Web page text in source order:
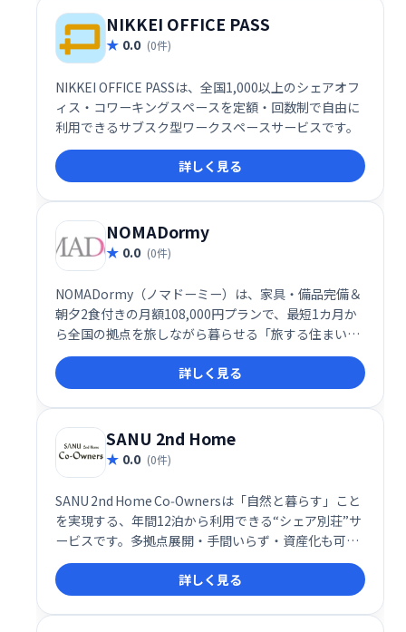
NIKKEI OFFICE PASS
0.0 (0件)
NIKKEI OFFICE PASSは、全国1,000以上のシェアオフ
ィス・コワーキングスペースを定額・回数制で自由に
利用できるサブスク型ワークスペースサービスです。
詳しく見る
NOMADormy
0.0 (0件)
NOMADormy（ノマドーミー）は、家具・備品完備＆
朝夕2食付きの月額108,000円プランで、最短1カ月か
ら全国の拠点を旅しながら暮らせる「旅する住まい」
です。
詳しく見る
SANU 2nd Home
0.0 (0件)
SANU 2nd Home Co‑Ownersは「自然と暮らす」こと
を実現する、年間12泊から利用できる“シェア別荘”サ
ービスです。多拠点展開・手間いらず・資産化も可能
な次世代型セカンドホーム提供プラットフォーム
詳しく見る